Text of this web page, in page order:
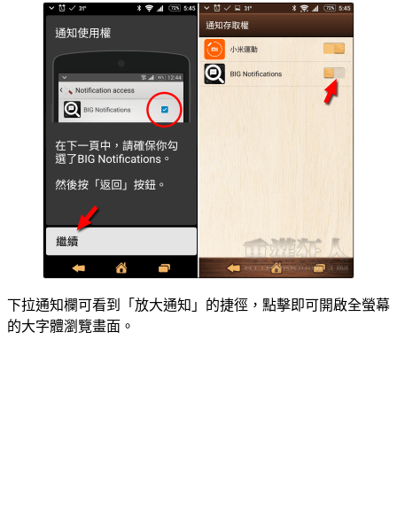
下拉通知欄可看到「放大通知」的捷徑，點擊即可開啟全螢幕
的大字體瀏覽畫面。